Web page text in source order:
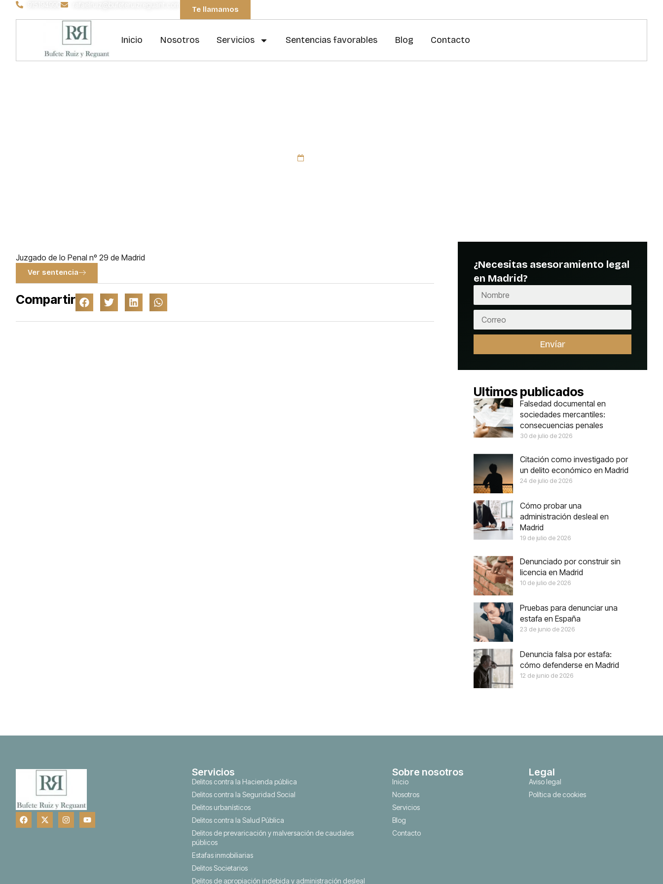
Te llamamos
Inicio Nosotros Servicios Sentencias favorables Blog Contacto
Juzgado de lo Penal nº 29 de Madrid
Ver sentencia
Compartir
¿Necesitas asesoramiento legal
en Madrid?
Envíar
Ultimos publicados
Falsedad documental en
sociedades mercantiles:
consecuencias penales
30 de julio de 2026
Citación como investigado por
un delito económico en Madrid
24 de julio de 2026
Cómo probar una
administración desleal en
Madrid
19 de julio de 2026
Denunciado por construir sin
licencia en Madrid
10 de julio de 2026
Pruebas para denunciar una
estafa en España
23 de junio de 2026
Denuncia falsa por estafa:
cómo defenderse en Madrid
12 de junio de 2026
Servicios
Delitos contra la Hacienda pública
Delitos contra la Seguridad Social
Delitos urbanísticos
Delitos contra la Salud Pública
Delitos de prevaricación y malversación de caudales
públicos
Estafas inmobiliarias
Delitos Societarios
Delitos de apropiación indebida y administración desleal
Sobre nosotros
Inicio
Nosotros
Servicios
Blog
Contacto
Legal
Aviso legal
Política de cookies